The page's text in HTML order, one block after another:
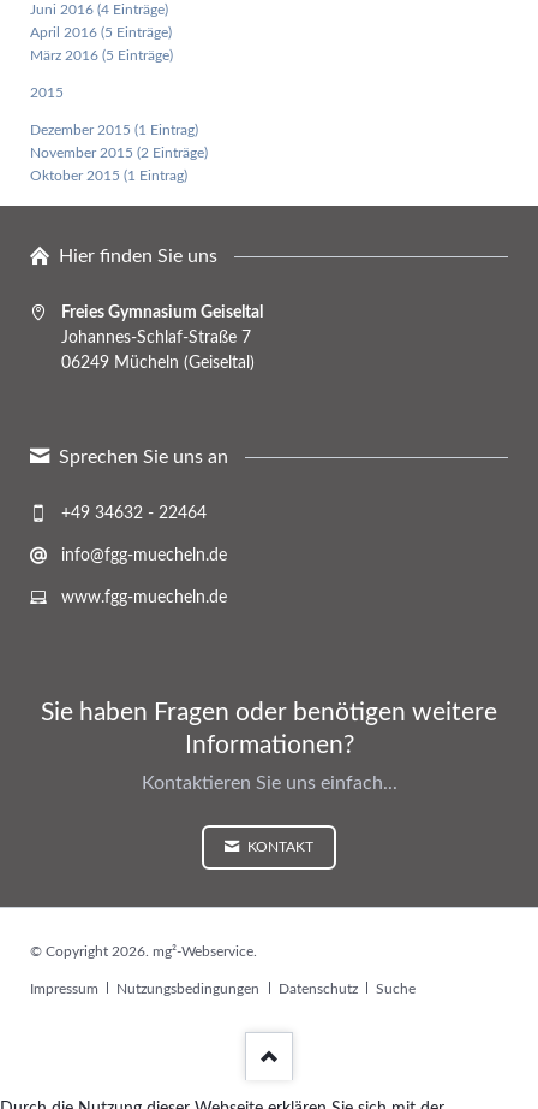
Juni 2016 (4 Einträge)
April 2016 (5 Einträge)
März 2016 (5 Einträge)
2015
Dezember 2015 (1 Eintrag)
November 2015 (2 Einträge)
Oktober 2015 (1 Eintrag)
Hier finden Sie uns
Freies Gymnasium Geiseltal
Johannes-Schlaf-Straße 7
06249 Mücheln (Geiseltal)
Sprechen Sie uns an
+49 34632 - 22464
info@fgg-muecheln.de
www.fgg-muecheln.de
Sie haben Fragen oder benötigen weitere
Informationen?
Kontaktieren Sie uns einfach...
KONTAKT
© Copyright 2026. mg²-Webservice.
Navigation
Impressum Nutzungsbedingungen Datenschutz Suche